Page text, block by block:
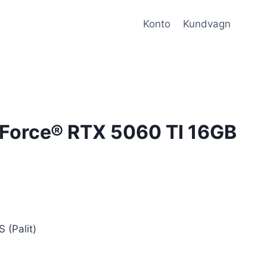
Konto Kundvagn
RTX 5060 TI 16GB
(Palit)